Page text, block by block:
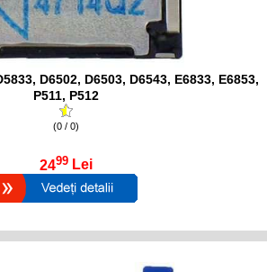
D6502, D6503, D6543, E6833, E6853,
P511, P512
(0 / 0)
2499 Lei